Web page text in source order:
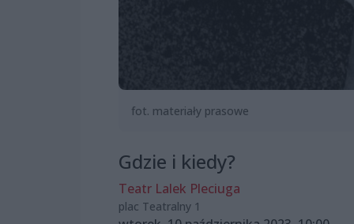
fot. materiały prasowe
Gdzie i kiedy?
Teatr Lalek Pleciuga
plac Teatralny 1